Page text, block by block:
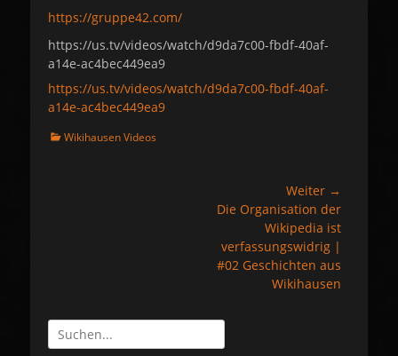
https://gruppe42.com/
https://us.tv/videos/watch/d9da7c00-fbdf-40af-
a14e-ac4bec449ea9
https://us.tv/videos/watch/d9da7c00-fbdf-40af-
a14e-ac4bec449ea9
K
Wikihausen Videos
Weiter →
Nächster
Die Organisation der
Wikipedia ist
verfassungswidrig |
#02 Geschichten aus
Wikihausen
Suche
nach: